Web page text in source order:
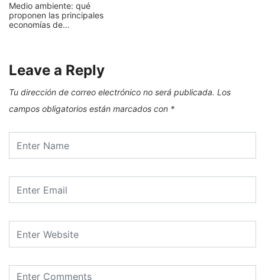
Medio ambiente: qué
proponen las principales
economías de…
Leave a Reply
Tu dirección de correo electrónico no será publicada. Los
campos obligatorios están marcados con *